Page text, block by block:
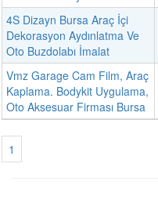
4S Dizayn Bursa Araç İçi
Dekorasyon Aydınlatma Ve
Oto Buzdolabı İmalat
Vmz Garage Cam Film, Araç
Kaplama. Bodykit Uygulama,
Oto Aksesuar Firması Bursa
1